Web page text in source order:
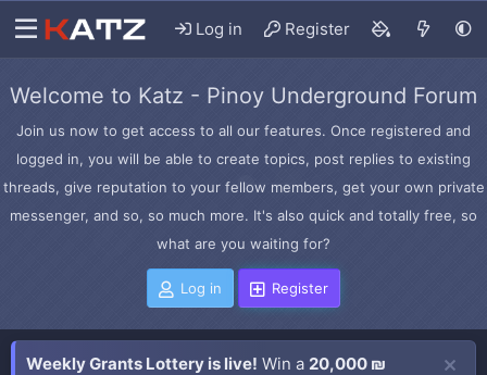
Log in Register
Welcome to Katz - Pinoy Underground Forum
Join us now to get access to all our features. Once registered and
logged in, you will be able to create topics, post replies to existing
threads, give reputation to your fellow members, get your own private
messenger, and so, so much more. It's also quick and totally free, so
what are you waiting for?
Log in Register
Weekly Grants Lottery is live! Win a 20,000 ₪